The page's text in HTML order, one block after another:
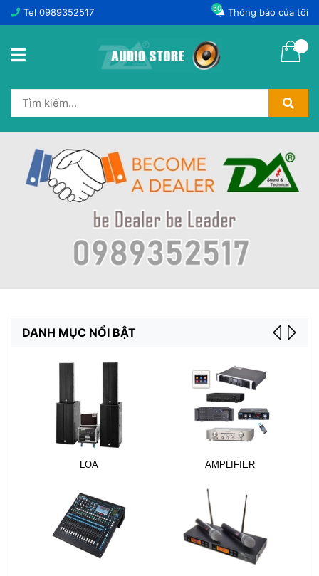
Tel 0989352517 Thông báo của tôi
50
DANH MỤC NỔI BẬT
LOA AMPLIFIER